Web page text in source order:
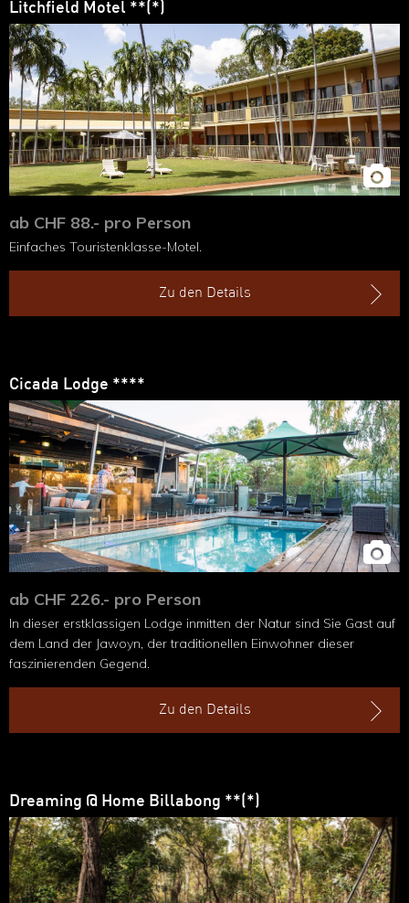
Litchfield Motel **(*)
ab CHF 88.- pro Person
Einfaches Touristenklasse-Motel.
Zu den Details
Cicada Lodge ****
ab CHF 226.- pro Person
In dieser erstklassigen Lodge inmitten der Natur sind Sie Gast auf
dem Land der Jawoyn, der traditionellen Einwohner dieser
faszinierenden Gegend.
Zu den Details
Dreaming @ Home Billabong **(*)